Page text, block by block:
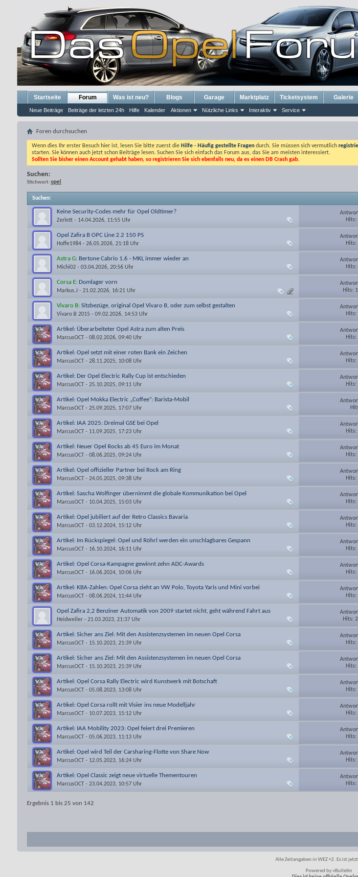
Startseite Forum
Neue Beiträge Beiträge der letzten 24h Hilfe Kalender Aktionen Nützliche Links Interaktiv Service
Was ist neu? Blogs Garage Marktplatz Ticketsystem Galerie
Foren durchsuchen
Wenn dies Ihr erster Besuch hier ist, lesen Sie bitte zuerst die Hilfe - Häufig gestellte Fragen durch. Sie müssen sich vermutlich
starten. Sie können auch jetzt schon Beiträge lesen. Suchen Sie sich einfach das Forum aus, das Sie am meisten interessiert.
Sollten Sie bisher einen Account gehabt haben, so registrieren Sie sich ebenfalls neu, da es einen DB Crash gab.
Suchen:
Stichwort: opel
Suchen:
Keine Security-Codes mehr für Opel Oldtimer?
Zerlett - 14.04.2026, 11:55 Uhr
Hits:
Opel Zafira B OPC Line 2.2 150 PS
Hoffe1984 - 26.05.2026, 21:18 Uhr
Hits:
Astra G: Bertone Cabrio 1.6 - MKL immer wieder an
Michi02 - 03.04.2026, 20:56 Uhr
Hits:
Corsa E: Domlager vorn
Markus.J - 21.02.2026, 16:21 Uhr
Hits:
Vivaro B: Sitzbezüge, original Opel Vivaro B, oder zum selbst gestalten
Vivaro B 2015 - 09.02.2026, 14:53 Uhr
Hits:
Artikel: Überarbeiteter Opel Astra zum alten Preis
MarcusOCT - 08.02.2026, 09:40 Uhr
Hits:
Artikel: Opel setzt mit einer roten Bank ein Zeichen
MarcusOCT - 28.11.2025, 10:08 Uhr
Hits:
Artikel: Der Opel Electric Rally Cup ist entschieden
MarcusOCT - 25.10.2025, 09:11 Uhr
Hits:
Artikel: Opel Mokka Electric „Coffee“: Barista-Mobil
MarcusOCT - 25.09.2025, 17:07 Uhr
Artikel: IAA 2025: Dreimal GSE bei Opel
MarcusOCT - 11.09.2025, 17:23 Uhr
Hits:
Artikel: Neuer Opel Rocks ab 45 Euro im Monat
MarcusOCT - 08.06.2025, 09:24 Uhr
Hits:
Artikel: Opel offizieller Partner bei Rock am Ring
MarcusOCT - 24.05.2025, 09:38 Uhr
Hits:
Artikel: Sascha Wolfinger übernimmt die globale Kommunikation bei Opel
MarcusOCT - 10.04.2025, 15:03 Uhr
Hits:
Artikel: Opel jubiliert auf der Retro Classics Bavaria
MarcusOCT - 03.12.2024, 15:12 Uhr
Hits:
Artikel: Im Rückspiegel: Opel und Röhrl werden ein unschlagbares Gespann
MarcusOCT - 16.10.2024, 16:11 Uhr
Hits:
Artikel: Opel Corsa-Kampagne gewinnt zehn ADC-Awards
MarcusOCT - 16.06.2024, 10:06 Uhr
Hits:
Artikel: KBA-Zahlen: Opel Corsa zieht an VW Polo, Toyota Yaris und Mini vorbei
MarcusOCT - 08.06.2024, 11:44 Uhr
Hits:
Opel Zafira 2,2 Benziner Automatik von 2009 startet nicht, geht während Fahrt aus
Heidweiler - 21.03.2023, 21:37 Uhr
Hits:
Artikel: Sicher ans Ziel: Mit den Assistenzsystemen im neuen Opel Corsa
MarcusOCT - 15.10.2023, 21:39 Uhr
Hits:
Artikel: Sicher ans Ziel: Mit den Assistenzsystemen im neuen Opel Corsa
MarcusOCT - 15.10.2023, 21:39 Uhr
Hits:
Artikel: Opel Corsa Rally Electric wird Kunstwerk mit Botschaft
MarcusOCT - 05.08.2023, 13:08 Uhr
Hits:
Artikel: Opel Corsa rollt mit Visier ins neue Modelljahr
MarcusOCT - 10.07.2023, 15:12 Uhr
Hits:
Artikel: IAA Mobility 2023: Opel feiert drei Premieren
MarcusOCT - 05.06.2023, 11:13 Uhr
Hits:
Artikel: Opel wird Teil der Carsharing-Flotte von Share Now
MarcusOCT - 12.05.2023, 16:24 Uhr
Hits:
Artikel: Opel Classic zeigt neue virtuelle Thementouren
MarcusOCT - 23.04.2023, 10:57 Uhr
Hits:
Ergebnis 1 bis 25 von 142
Alle Zeitangaben in WEZ +2. Es ist jetzt
Powered by vBulletin